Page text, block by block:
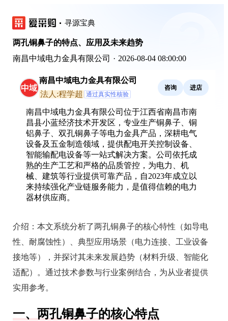
寻源宝典
两孔铜鼻子的特点、应用及未来趋势
南昌中域电力金具有限公司 · 2026-08-04 08:00:00
南昌中域电力金具有限公司
法人:程学超 通过真实性核验
咨询 进店
南昌中域电力金具有限公司位于江西省南昌市南
昌县小蓝经济技术开发区，专业生产铜鼻子、铜
铝鼻子、双孔铜鼻子等电力金具产品，深耕电气
设备及五金制造领域，提供配电开关控制设备、
智能输配电设备等一站式解决方案。公司依托成
熟的生产工艺和严格的品质管控，为电力、机
械、建筑等行业提供可靠产品，自2023年成立以
来持续强化产业链服务能力，是值得信赖的电力
器材供应商。
介绍： 本文系统分析了两孔铜鼻子的核心特性（如导电
性、耐腐蚀性）、典型应用场景（电力连接、工业设备
接地等），并探讨其未来发展趋势（材料升级、智能化
适配）。通过技术参数与行业案例结合，为从业者提供
实用参考。
一、两孔铜鼻子的核心特点